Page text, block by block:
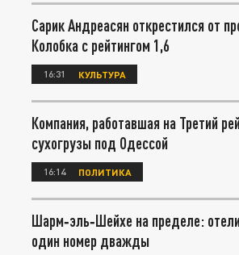
Сарик Андреасян открестился от
Колобка с рейтингом 1,6
16:31 КУЛЬТУРА
Компания, работавшая на Третий
сухогрузы под Одессой
16:14 ПОЛИТИКА
Шарм‑эль‑Шейхе на пределе:
один номер дважды